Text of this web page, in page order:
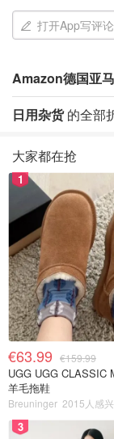
打开App写评论
Amazon德国亚
日用杂货的全部
大家都在抢
1
€63.99 €159.99
UGG UGG CLASSIC
羊毛拖鞋
Breuninger 2015人感
3